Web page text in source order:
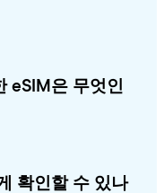
eSIM은 무엇인
확인할 수 있나